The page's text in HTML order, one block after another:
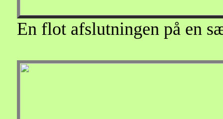
En flot afslutningen på en